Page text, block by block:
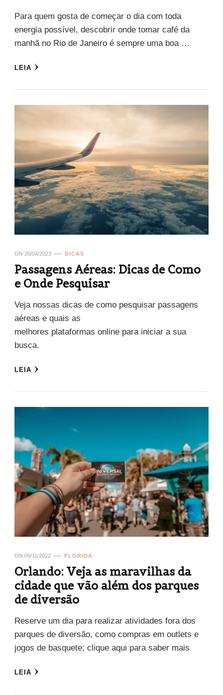
Para quem gosta de começar o dia com toda
energia possível, descobrir onde tomar café da
manhã no Rio de Janeiro é sempre uma boa …
LEIA
ON 26/04/2023 DICAS
Passagens Aéreas: Dicas de Como
e Onde Pesquisar
Veja nossas dicas de como pesquisar passagens
aéreas e quais as
melhores plataformas online para iniciar a sua
busca.
LEIA
ON 09/11/2022 FLORIDA
Orlando: Veja as maravilhas da
cidade que vão além dos parques
de diversão
Reserve um dia para realizar atividades fora dos
parques de diversão, como compras em outlets e
jogos de basquete; clique aqui para saber mais
LEIA